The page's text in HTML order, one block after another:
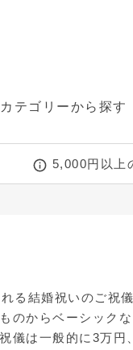
カテゴリーから探す
和しぐさ
5,000円以上
る結婚祝いのご祝儀
のからベーシック
儀は一般的に3万円